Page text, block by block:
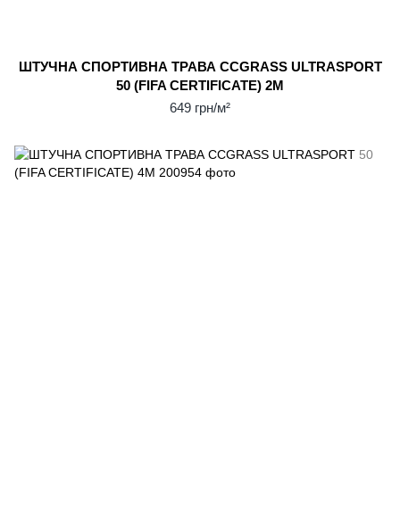
ШТУЧНА СПОРТИВНА ТРАВА CCGRASS ULTRASPORT
50 (FIFA CERTIFICATE) 2М
649 грн/м²